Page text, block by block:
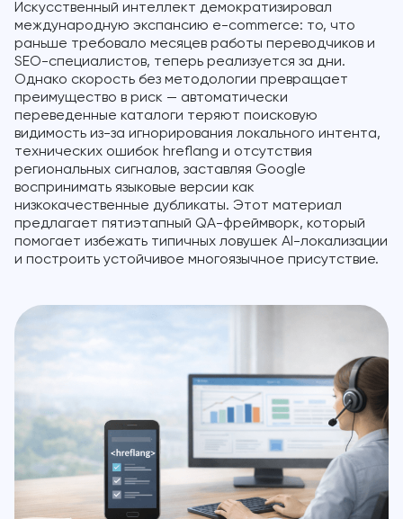
Искусственный интеллект демократизировал
международную экспансию e-commerce: то, что
раньше требовало месяцев работы переводчиков и
SEO-специалистов, теперь реализуется за дни.
Однако скорость без методологии превращает
преимущество в риск — автоматически
переведенные каталоги теряют поисковую
видимость из-за игнорирования локального интента,
технических ошибок hreflang и отсутствия
региональных сигналов, заставляя Google
воспринимать языковые версии как
низкокачественные дубликаты. Этот материал
предлагает пятиэтапный QA-фреймворк, который
помогает избежать типичных ловушек AI-локализации
и построить устойчивое многоязычное присутствие.